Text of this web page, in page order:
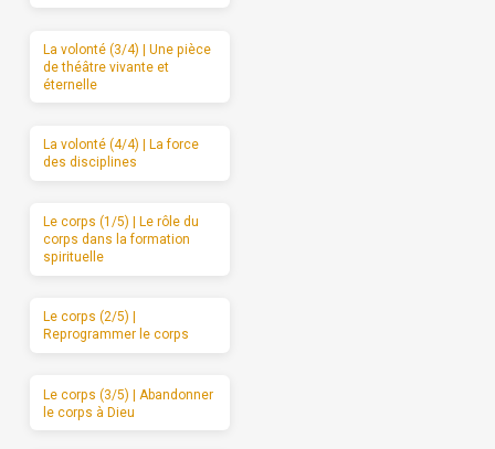
La volonté (3/4) | Une pièce
de théâtre vivante et
éternelle
La volonté (4/4) | La force
des disciplines
Le corps (1/5) | Le rôle du
corps dans la formation
spirituelle
Le corps (2/5) |
Reprogrammer le corps
Le corps (3/5) | Abandonner
le corps à Dieu